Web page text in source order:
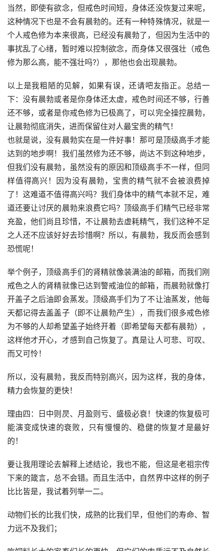
当然，即使有欲念，但戒色时间短，身体还没恢复过来呢，
这种情况下也是不会有晨勃的。还有一种特殊情况，就是一
个人戒色修为本来很高，已经没有晨勃了，但因为生活中的
事扰乱了心绪，暂时难以控制欲念，而身体又很强壮（戒色
修为那么高，能不强壮吗?），那他也会出现晨勃。
以上是我粗陋的见解，如果有误，还请吧友指正。总结一
下：没有晨勃或者是你身体还太虚，戒色时间还不够，行善
还不够，或者是你戒色修为已极高了，可以完全操控晨勃，
让晨勃彻底消失，进而保留住对人最宝贵的精气！
也就是说，没有晨勃实在是一件好事！那可是顶级高手才能
达到的地步啊！我们虽然修为还不够，尚达不到这种地步，
但我们没有晨勃，虽然没有的原因和顶级高手不一样，但同
样值得高兴！因为没有晨勃，宝贵的精气就不会被浪费掉
了！这难道不值得高兴吗？我们身体中的精气本就不足，难
道还要让讨厌的晨勃来浪费它吗？顶级高手们精气已经非常
充盈，他们尚且珍惜，不让晨勃去虚耗精气，我们这种不足
之人还不应该好好去珍惜啊？所以，有晨勃，我反而会感到
恐慌呢！
举个例子，顶级高手们的肾精就像装满油的邮箱，而我们刚
戒色之人的肾精就像已达到警戒油位的邮箱，而晨勃就像打
开盖子之后油即会蒸发。顶级高手们为了不让油蒸发，他每
天都记得去盖盖子（即不让晨勃产生），而我们很多戒色修
为不够的人却希望盖子始终开着（即希望每天都有晨勃），
这样他才开心，才感到自己恢复了。真是让人可悲、可叹、
而又可怜！
所以，没有晨勃，我反而特别高兴，因为这样，我的身体，
精力会恢复的更快！
理由四：日中则昃、月盈则亏、盛极必衰！快速的恢复极可
能演变成快速的衰败，只有慢慢的、稳健的恢复才是最好
的！
要让我用理论去解释上述结论，我也不能，但这是老祖宗传
下来的箴言，总不会错。而且生活中，自然界中这样的例子
比比皆是，我试着列举一二。
动物们长的比我们快，成熟的比我们早，但他们的寿命、智
力远不及我们；